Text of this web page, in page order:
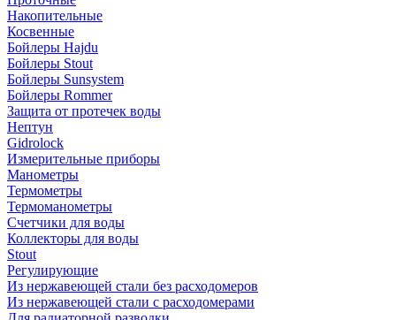
Накопительные
Косвенные
Бойлеры Hajdu
Бойлеры Stout
Бойлеры Sunsystem
Бойлеры Rommer
Защита от протечек воды
Нептун
Gidrolock
Измерительные приборы
Манометры
Термометры
Термоманометры
Счетчики для воды
Коллекторы для воды
Stout
Регулирующие
Из нержавеющей стали без расходомеров
Из нержавеющей стали с расходомерами